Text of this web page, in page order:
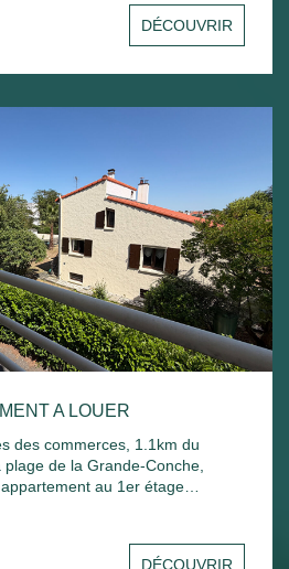
wc et un stationnement commun.
ballon d'eau chaude électrique.
DÉCOUVRIR
A LOUER
des commerces, 1.1km du
au 1er étage
sur le séjour et la chambre,
et un stationnement commun.
DÉCOUVRIR